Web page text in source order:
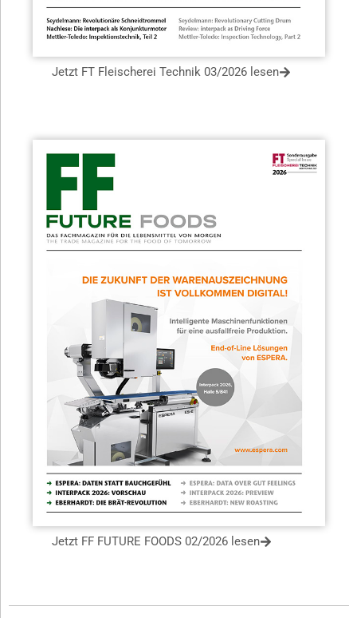
Jetzt FT Fleischerei Technik 03/2026 lesen
Jetzt FF FUTURE FOODS 02/2026 lesen